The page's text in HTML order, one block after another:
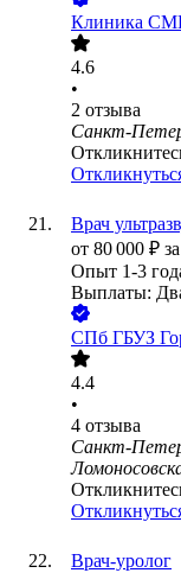
Клиника
4.6
•
2 отзыва
Санкт-
Врач
от 80 000 ₽
Опыт 1-3
Выплаты:
СПб ГБУЗ
4.4
•
4 отзыва
Санкт-
Врач-уролог